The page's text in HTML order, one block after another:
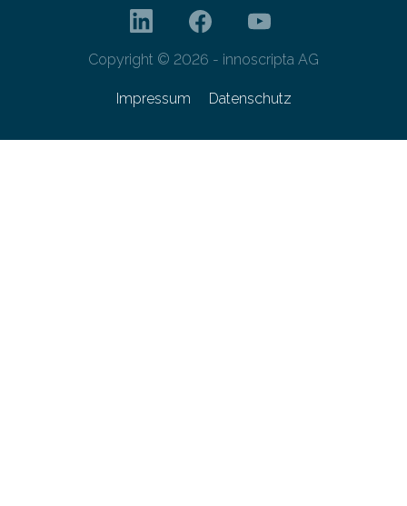
Copyright © 2026 - innoscripta AG
Impressum Datenschutz